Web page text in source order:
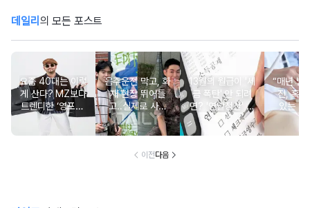
데일리 의 모든 포스트
요즘 40대는 이렇
게 산다? MZ보다
트렌디한 ‘영포티’
분석
음주운전 막고, 화
재 현장 뛰어들
고..실제로 사람
구한 연예인 10
13월의 월급이 '세
금 폭탄' 안 되려
면? '연말정산' 핵
심 꿀팁 A to Z
“매년 받
진, 혹시
있는 건
요?”
이전다음